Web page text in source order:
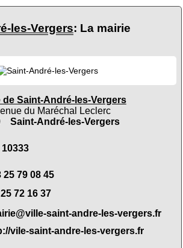
les-Vergers: La mairie
de Saint-André-les-Vergers
du Maréchal Leclerc
Saint-André-les-Vergers
10333
25 79 08 45
72 16 37
saint-andre-les-vergers.fr
vile-saint-andre-les-vergers.fr